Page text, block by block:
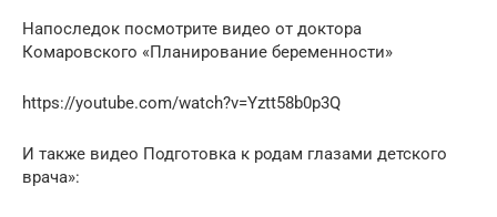
Напоследок посмотрите видео от доктора
Комаровского «Планирование беременности»
https://youtube.com/watch?v=Yztt58b0p3Q
И также видео Подготовка к родам глазами детского
врача»: